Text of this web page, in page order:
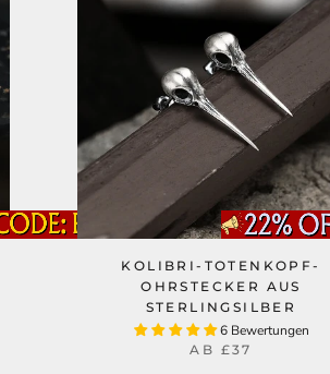
KOLIBRI-TOTENKOPF-
OHRSTECKER AUS
STERLINGSILBER
6 Bewertungen
AB £37